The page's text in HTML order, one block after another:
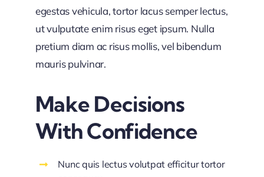
egestas vehicula, tortor lacus semper lectus,
ut vulputate enim risus eget ipsum. Nulla
pretium diam ac risus mollis, vel bibendum
mauris pulvinar.
Make Decisions
With Confidence
Nunc quis lectus volutpat efficitur tortor